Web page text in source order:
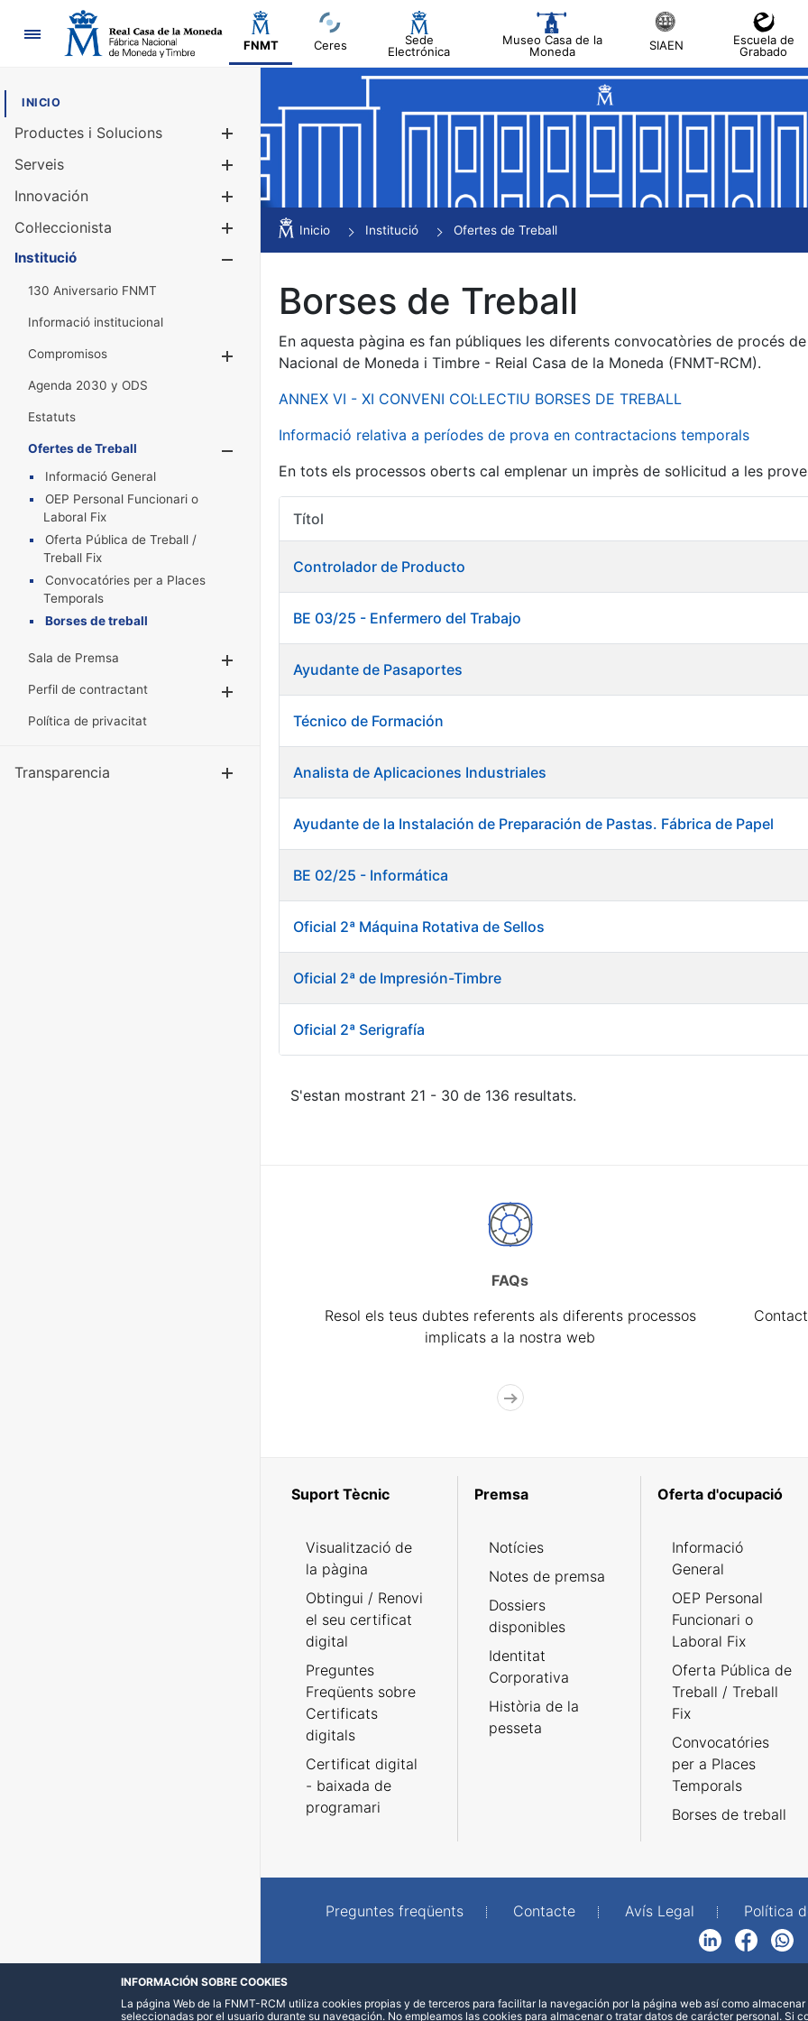
Navegació
FNMT Ceres
Sede
Electrónica
Museo Casa de la
Moneda
SIAEN
Escuela de
Grabado
INICIO
Productes i Solucions
Mostra/Amaga
Serveis
Innovación
Col·leccionista
Mostra/Amaga
Institució
130 Aniversario FNMT
Informació institucional
Compromisos
Mostra/Amaga
Agenda 2030 y ODS
Estatuts
Ofertes de Treball
Informació General
OEP Personal Funcionari o
Laboral Fix
Oferta Pública de Treball /
Treball Fix
Convocatóries per a Places
Temporals
Borses de treball
Sala de Premsa
Perfil de contractant
Política de privacitat
Transparencia Mostra/Amaga
Inicio Institució Ofertes de Treball
Borses de Treball
En aquesta pàgina es fan públiques les diferents convocatòries de procés
Nacional de Moneda i Timbre - Reial Casa de la Moneda (FNMT-RCM).
ANNEX VI - XI CONVENI COL·LECTIU BORSES DE TREBALL
Informació relativa a períodes de prova en contractacions temporals
En tots els processos oberts cal emplenar un imprès de sol·licitud a les
Títol
Controlador de Producto
BE 03/25 - Enfermero del Trabajo
Ayudante de Pasaportes
Técnico de Formación
Analista de Aplicaciones Industriales
Ayudante de la Instalación de Preparación de Pastas. Fábrica de Papel
BE 02/25 - Informática
Oficial 2ª Máquina Rotativa de Sellos
Oficial 2ª de Impresión-Timbre
Oficial 2ª Serigrafía
S'estan mostrant 21 - 30 de 136 resultats.
FAQs
Resol els teus dubtes referents als diferents processos
implicats a la nostra web
Suport Tècnic
Visualització de
la pàgina
Obtingui / Renovi
el seu certificat
digital
Preguntes
Freqüents sobre
Certificats
digitals
Certificat digital
- baixada de
programari
Premsa
Notícies
Notes de premsa
Dossiers
disponibles
Identitat
Corporativa
Història de la
pesseta
Oferta d'ocupació
Informació
General
OEP Personal
Funcionari o
Laboral Fix
Oferta Pública de
Treball / Treball
Fix
Convocatóries
per a Places
Temporals
Borses de treball
Preguntes freqüents Contacte Avís Legal Política
FacebookWhatsApp
INFORMACIÓN SOBRE COOKIES
La página Web de la FNMT-RCM utiliza cookies propias y de terceros para facilitar la navegación por la página web así como
seleccionadas por el usuario durante su navegación. No empleamos las cookies para almacenar o tratar datos de carácter personal. Si